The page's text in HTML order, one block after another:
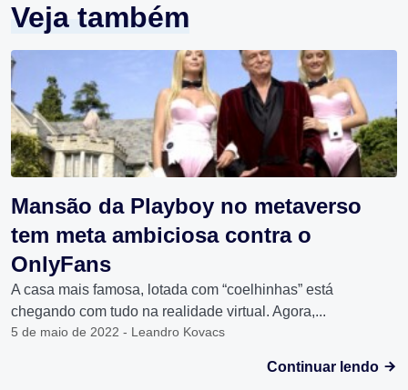
Veja também
Mansão da Playboy no metaverso
tem meta ambiciosa contra o
OnlyFans
A casa mais famosa, lotada com “coelhinhas” está
chegando com tudo na realidade virtual. Agora,...
5 de maio de 2022 - Leandro Kovacs
Continuar lendo